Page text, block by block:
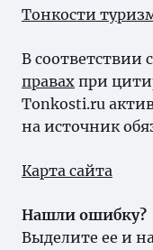
Тонкости
В соответствии
правах при
Tonkosti.ru
на источник
Карта сайта
Нашли ошибку?
Выделите ее и